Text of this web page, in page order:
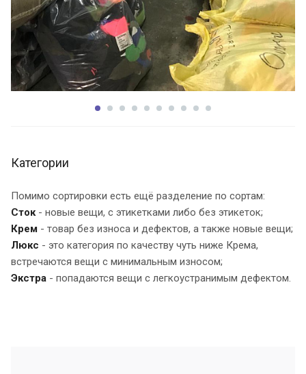
Категории
Помимо сортировки есть ещё разделение по сортам:
Сток- новые вещи, с этикетками либо без этикеток;
Крем - товар без износа и дефектов, а также новые вещи;
Люкс - это категория по качеству чуть ниже Крема,
встречаются вещи с минимальным износом;
Экстра - попадаются вещи с легкоустранимым дефектом.